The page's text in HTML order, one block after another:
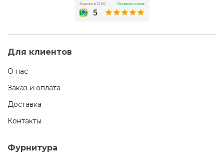
Для клиентов
О нас
Заказ и оплата
Доставка
Контакты
Фурнитура